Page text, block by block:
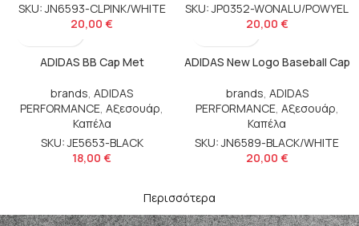
SKU: JN6593-CLPINK/WHITE
20,00 €
SKU: JP0352-WONALU/POWYEL
20,00 €
ADIDAS BB Cap Met
brands, ADIDAS
PERFORMANCE, Αξεσουάρ,
Καπέλα
SKU: JE5653-BLACK
18,00 €
ADIDAS New Logo Baseball Cap
brands, ADIDAS
PERFORMANCE, Αξεσουάρ,
Καπέλα
SKU: JN6589-BLACK/WHITE
20,00 €
Περισσότερα